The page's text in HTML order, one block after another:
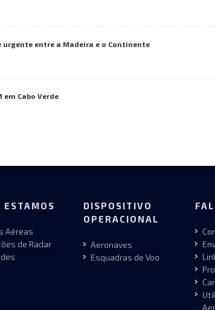
entre a Madeira e o Continente
Cabo Verde
ESTAMOS
Aéreas
de Radar
DISPOSITIVO
OPERACIONAL
Aeronaves
Esquadras de Voo